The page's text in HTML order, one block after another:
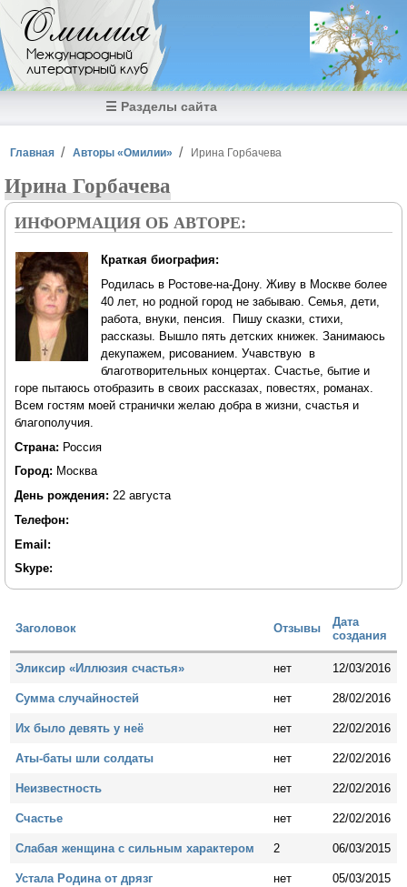
Перейти к основному содержанию
Омилия
Международный
литературный клуб
☰ Разделы сайта
Вы здесь
Главная Авторы «Омилии» Ирина Горбачева
Ирина Горбачева
ИНФОРМАЦИЯ ОБ АВТОРЕ:
Краткая биография:
Родилась в Ростове-на-Дону. Живу в Москве более
40 лет, но родной город не забываю. Семья, дети,
работа, внуки, пенсия. Пишу сказки, стихи,
рассказы. Вышло пять детских книжек. Занимаюсь
декупажем, рисованием. Учавствую в
благотворительных концертах. Счастье, бытие и
горе пытаюсь отобразить в своих рассказах, повестях, романах.
Всем гостям моей странички желаю добра в жизни, счастья и
благополучия.
Страна: Россия
Город: Москва
День рождения: 22 августа
Телефон:
Email:
Skype:
Заголовок Отзывы
Дата
создания
Эликсир «Иллюзия счастья» нет 12/03/2016
Сумма случайностей нет 28/02/2016
Их было девять у неё нет 22/02/2016
Аты-баты шли солдаты нет 22/02/2016
Неизвестность нет 22/02/2016
Счастье нет 22/02/2016
Слабая женщина с сильным характером 2 06/03/2015
Устала Родина от дрязг нет 05/03/2015